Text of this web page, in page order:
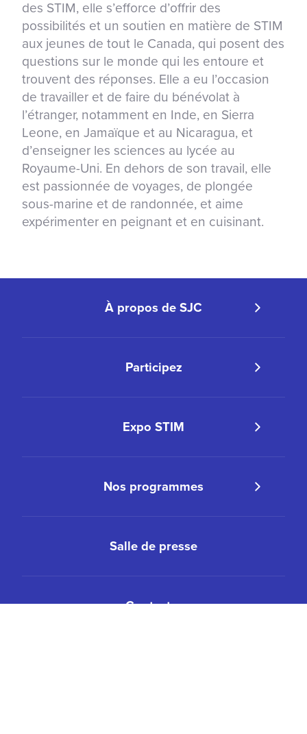
des STIM, elle s’efforce d’offrir des
possibilités et un soutien en matière de STIM
aux jeunes de tout le Canada, qui posent des
questions sur le monde qui les entoure et
trouvent des réponses. Elle a eu l’occasion
de travailler et de faire du bénévolat à
l’étranger, notamment en Inde, en Sierra
Leone, en Jamaïque et au Nicaragua, et
d’enseigner les sciences au lycée au
Royaume-Uni. En dehors de son travail, elle
est passionnée de voyages, de plongée
sous-marine et de randonnée, et aime
expérimenter en peignant et en cuisinant.
À propos de SJC
Participez
Expo STIM
Nos programmes
Salle de presse
Contacter